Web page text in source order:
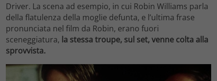
Driver. La scena ad esempio, in cui Robin Williams parla
della flatulenza della moglie defunta, e l’ultima frase
pronunciata nel film da Robin, erano fuori
sceneggiatura, la stessa troupe, sul set, venne colta alla
sprovvista.